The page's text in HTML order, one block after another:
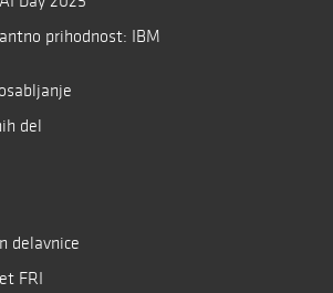
prihodnost: IBM
del
delavnice
FRI